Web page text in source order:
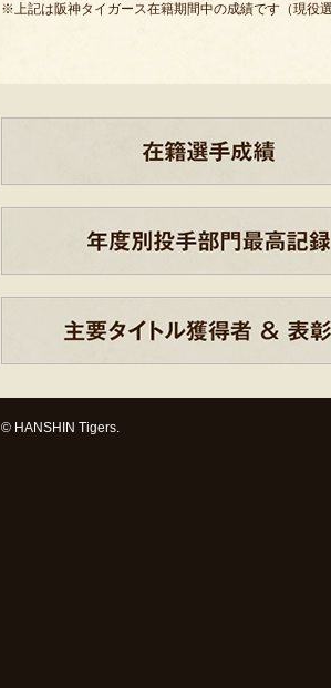
※上記は阪神タイガース在籍期間中の成績です（現役
© HANSHIN Tigers.